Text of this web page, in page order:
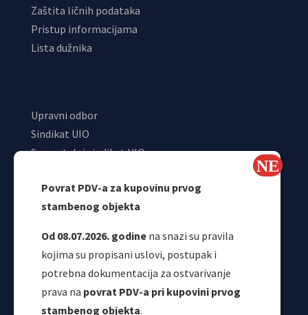
Povrat PDV-a za kupovinu prvog
stambenog objekta
Od 08.07.2026. godine na snazi su pravila
kojima su propisani uslovi, postupak i
potrebna dokumentacija za ostvarivanje
prava na povrat PDV-a pri kupovini prvog
stambenog objekta.
Zaštita ličnih podataka
Pristup informacijama
Lista dužnika
Upravni odbor
Sindikat UIO
Samostalni sindikat UIO
Odjeljenje za makroekonomsku analizu